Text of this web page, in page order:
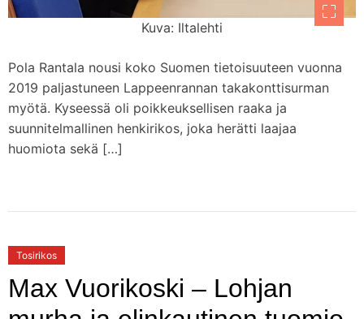
Kuva: Iltalehti
Pola Rantala nousi koko Suomen tietoisuuteen vuonna
2019 paljastuneen Lappeenrannan takakonttisurman
myötä. Kyseessä oli poikkeuksellisen raaka ja
suunnitelmallinen henkirikos, joka herätti laajaa
huomiota sekä […]
Tosirikos
Max Vuorikoski – Lohjan